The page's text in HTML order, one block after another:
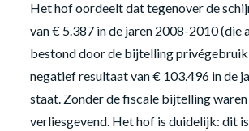
Het hof oordeelt dat tegenover de
van € 5.387 in de jaren 2008-2010 (die
bestond door de bijtelling privégebruik
negatief resultaat van € 103.496 in de
staat. Zonder de fiscale bijtelling waren
verliesgevend. Het hof is duidelijk: dit